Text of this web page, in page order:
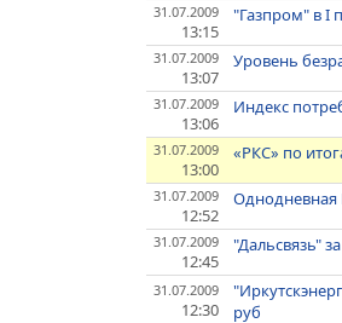
31.07.2009
13:15
"Газпром" в I
31.07.2009
13:07
Уровень
31.07.2009
13:06
Индекс
31.07.2009
13:00
«РКС» по
31.07.2009
12:52
Однодневная
31.07.2009
12:45
"Дальсвязь"
31.07.2009
12:30
руб